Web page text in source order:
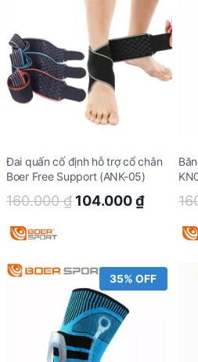
Đai quấn cố định hỗ trợ cổ chân
Boer Free Support (ANK-05)
160.000₫ Original
160.000 ₫.
104.000₫Current
35% OFF